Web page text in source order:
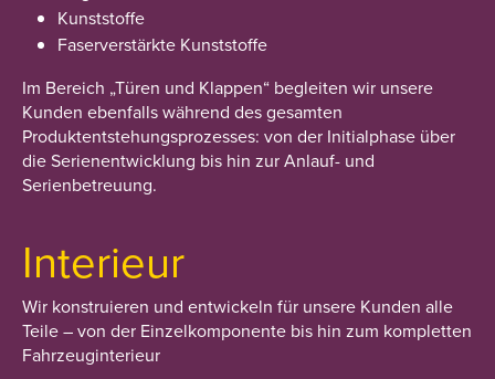
Kunststoffe
Faserverstärkte Kunststoffe
Im Bereich „Türen und Klappen“ begleiten wir unsere
Kunden ebenfalls während des gesamten
Produktentstehungsprozesses: von der Initialphase über
die Serienentwicklung bis hin zur Anlauf- und
Serienbetreuung.
Interieur
Wir konstruieren und entwickeln für unsere Kunden alle
Teile – von der Einzelkomponente bis hin zum kompletten
Fahrzeuginterieur